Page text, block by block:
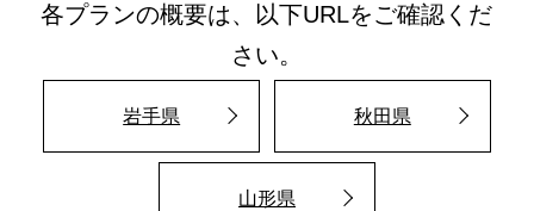
各プランの概要は、以下URLをご確認くだ
さい。
岩手県 秋田県
山形県